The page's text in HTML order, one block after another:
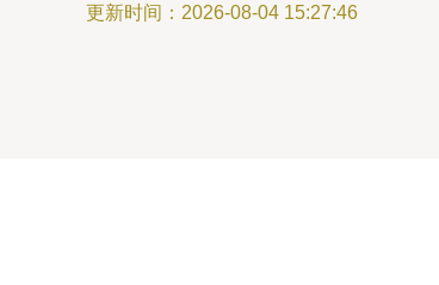
更新时间：2026-08-04 15:27:46